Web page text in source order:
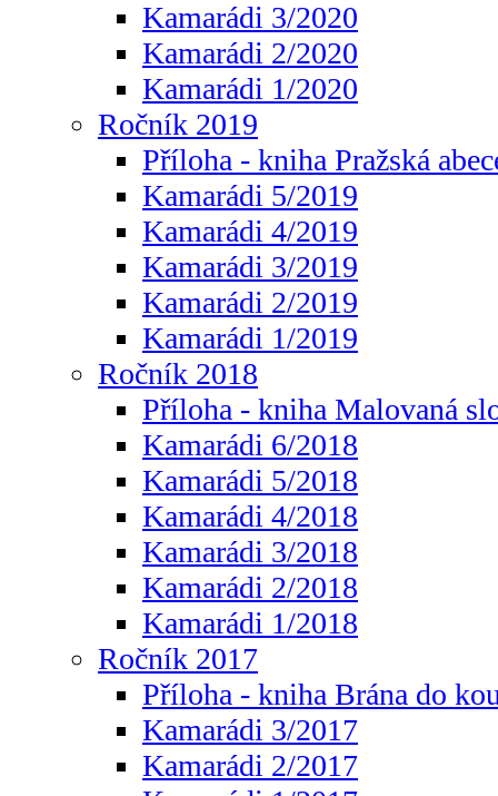
Kamarádi 3/2020
Kamarádi 2/2020
Kamarádi 1/2020
Ročník 2019
Příloha - kniha Pražská
Kamarádi 5/2019
Kamarádi 4/2019
Kamarádi 3/2019
Kamarádi 2/2019
Kamarádi 1/2019
Ročník 2018
Příloha - kniha Malovaná
Kamarádi 6/2018
Kamarádi 5/2018
Kamarádi 4/2018
Kamarádi 3/2018
Kamarádi 2/2018
Kamarádi 1/2018
Ročník 2017
Příloha - kniha Brána do
Kamarádi 3/2017
Kamarádi 2/2017